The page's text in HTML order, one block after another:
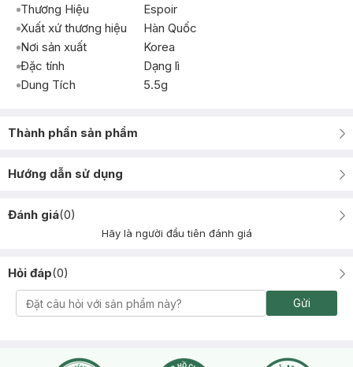
Thương Hiệu
Espoir
Xuất xứ thương hiệu
Hàn Quốc
Nơi sản xuất
Korea
Đặc tính
Dạng lì
Dung Tích
5.5g
Thành phần sản phẩm
Hướng dẫn sử dụng
Đánh giá(0)
Hãy là người đầu tiên đánh giá
Hỏi đáp(0)
Gửi